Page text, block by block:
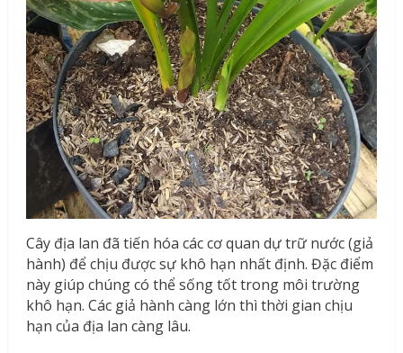
Cây địa lan đã tiến hóa các cơ quan dự trữ nước (giả
hành) để chịu được sự khô hạn nhất định. Đặc điểm
này giúp chúng có thể sống tốt trong môi trường
khô hạn. Các giả hành càng lớn thì thời gian chịu
hạn của địa lan càng lâu.